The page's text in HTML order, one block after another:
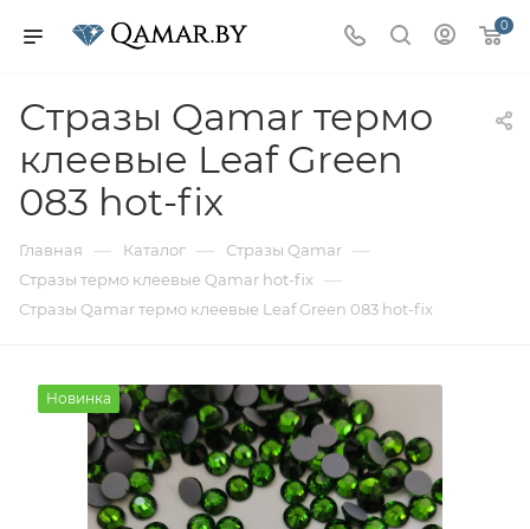
0
Стразы Qamar термо
клеевые Leaf Green
083 hot-fix
Главная — Каталог — Стразы Qamar —
Стразы термо клеевые Qamar hot-fix —
Стразы Qamar термо клеевые Leaf Green 083 hot-fix
Новинка